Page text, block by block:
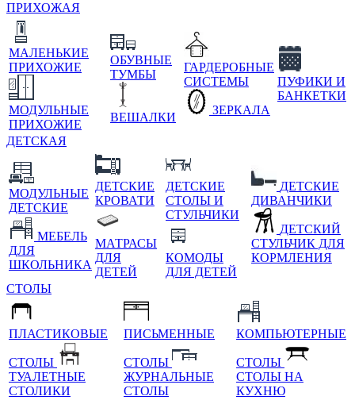
ПРИХОЖАЯ
МАЛЕНЬКИЕ
ПРИХОЖИЕ
МОДУЛЬНЫЕ
ПРИХОЖИЕ
ОБУВНЫЕ
ТУМБЫ
ВЕШАЛКИ
ГАРДЕРОБНЫЕ
СИСТЕМЫ
ЗЕРКАЛА
ПУФИКИ И
БАНКЕТКИ
ДЕТСКАЯ
МОДУЛЬНЫЕ
ДЕТСКИЕ
МЕБЕЛЬ
ДЛЯ
ШКОЛЬНИКА
ДЕТСКИЕ
КРОВАТИ
МАТРАСЫ
ДЛЯ
ДЕТЕЙ
ДЕТСКИЕ
СТОЛЫ И
СТУЛЬЧИКИ
КОМОДЫ
ДЛЯ ДЕТЕЙ
ДЕТСКИЕ
ДИВАНЧИКИ
ДЕТСКИЙ
СТУЛЬЧИК ДЛЯ
КОРМЛЕНИЯ
СТОЛЫ
ПЛАСТИКОВЫЕ
СТОЛЫ
ТУАЛЕТНЫЕ
СТОЛИКИ
ПИСЬМЕННЫЕ
СТОЛЫ
ЖУРНАЛЬНЫЕ
СТОЛЫ
КОМПЬЮТЕРНЫЕ
СТОЛЫ
СТОЛЫ НА
КУХНЮ